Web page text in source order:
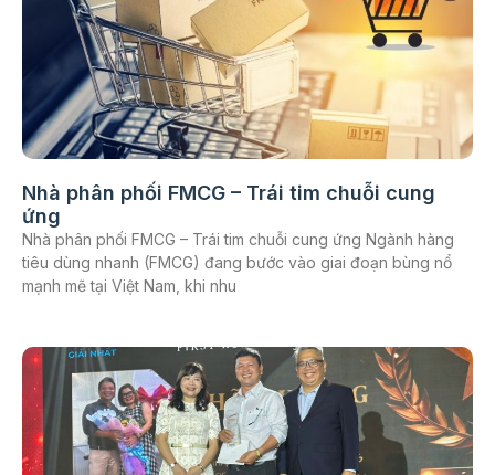
Nhà phân phối FMCG – Trái tim chuỗi cung
ứng
Nhà phân phối FMCG – Trái tim chuỗi cung ứng Ngành hàng
tiêu dùng nhanh (FMCG) đang bước vào giai đoạn bùng nổ
mạnh mẽ tại Việt Nam, khi nhu